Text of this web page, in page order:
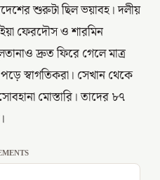
শুরুটা ছিল ভয়াবহ। দলীয়
ফেরদৌস ও শারমিন
দ্রুত ফিরে গেলে মাত্র
স্বাগতিকরা। সেখান থেকে
মোস্তারি। তাদের ৮৭